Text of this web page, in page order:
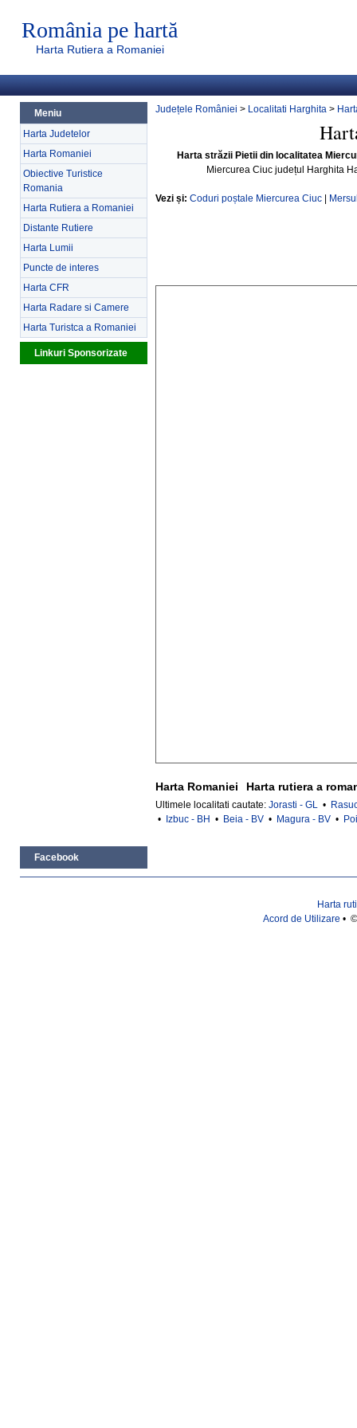
România pe hartă
Harta Rutiera a Romaniei
Meniu
Harta Judetelor
Harta Romaniei
Obiective Turistice
Romania
Harta Rutiera a Romaniei
Distante Rutiere
Harta Lumii
Puncte de interes
Harta CFR
Harta Radare si Camere
Harta Turistca a Romaniei
Linkuri Sponsorizate
Facebook
Județele României > Localitati Harghita >
Harta străzii Pietii din localitatea
Miercurea Ciuc județul Harghita
Vezi și: Coduri poștale Miercurea Ciuc
Harta Romaniei Harta rutiera a
Ultimele localitati cautate: Jorasti - GL •
•
Izbuc - BH • Beia - BV • Magura - BV •
Harta
Acord de Utilizare •